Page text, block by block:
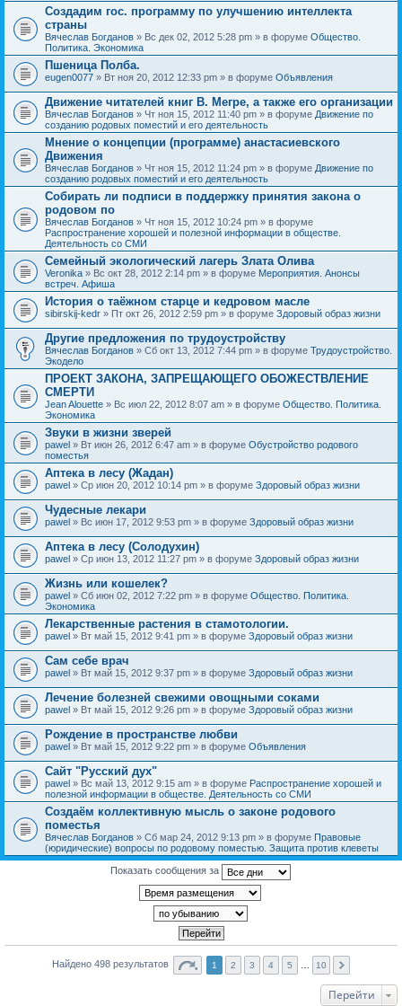
Создадим гос. программу по улучшению интеллекта
страны
Вячеслав Богданов » Вс дек 02, 2012 5:28 pm » в форуме Общество.
Политика. Экономика
Пшеница Полба.
eugen0077 » Вт ноя 20, 2012 12:33 pm » в форуме Объявления
Движение читателей книг В. Мегре, а также его организации
Вячеслав Богданов » Чт ноя 15, 2012 11:40 pm » в форуме Движение по
созданию родовых поместий и его деятельность
Мнение о концепции (программе) анастасиевского
Движения
Вячеслав Богданов » Чт ноя 15, 2012 11:24 pm » в форуме Движение по
созданию родовых поместий и его деятельность
Собирать ли подписи в поддержку принятия закона о
родовом по
Вячеслав Богданов » Чт ноя 15, 2012 10:24 pm » в форуме
Распространение хорошей и полезной информации в обществе.
Деятельность со СМИ
Семейный экологический лагерь Злата Олива
Veronika » Вс окт 28, 2012 2:14 pm » в форуме Мероприятия. Анонсы
встреч. Афиша
История о таёжном старце и кедровом масле
sibirskij-kedr » Пт окт 26, 2012 2:59 pm » в форуме Здоровый образ жизни
Другие предложения по трудоустройству
Вячеслав Богданов » Сб окт 13, 2012 7:44 pm » в форуме Трудоустройство.
Экодело
ПРОЕКТ ЗАКОНА, ЗАПРЕЩАЮЩЕГО ОБОЖЕСТВЛЕНИЕ
СМЕРТИ
Jean Alouette » Вс июл 22, 2012 8:07 am » в форуме Общество. Политика.
Экономика
Звуки в жизни зверей
pawel » Вт июн 26, 2012 6:47 am » в форуме Обустройство родового
поместья
Аптека в лесу (Жадан)
pawel » Ср июн 20, 2012 10:14 pm » в форуме Здоровый образ жизни
Чудесные лекари
pawel » Вс июн 17, 2012 9:53 pm » в форуме Здоровый образ жизни
Аптека в лесу (Солодухин)
pawel » Ср июн 13, 2012 11:27 pm » в форуме Здоровый образ жизни
Жизнь или кошелек?
pawel » Сб июн 02, 2012 7:22 pm » в форуме Общество. Политика.
Экономика
Лекарственные растения в стамотологии.
pawel » Вт май 15, 2012 9:41 pm » в форуме Здоровый образ жизни
Сам себе врач
pawel » Вт май 15, 2012 9:37 pm » в форуме Здоровый образ жизни
Лечение болезней свежими овощными соками
pawel » Вт май 15, 2012 9:26 pm » в форуме Здоровый образ жизни
Рождение в пространстве любви
pawel » Вт май 15, 2012 9:22 pm » в форуме Объявления
Сайт "Русский дух"
pawel » Вс май 13, 2012 9:15 am » в форуме Распространение хорошей и
полезной информации в обществе. Деятельность со СМИ
Создаём коллективную мысль о законе родового
поместья
Вячеслав Богданов » Сб мар 24, 2012 9:13 pm » в форуме Правовые
(юридические) вопросы по родовому поместью. Защита против клеветы
Показать сообщения за
Найдено 498 результатов 1 2 3 4 5 10
Перейти